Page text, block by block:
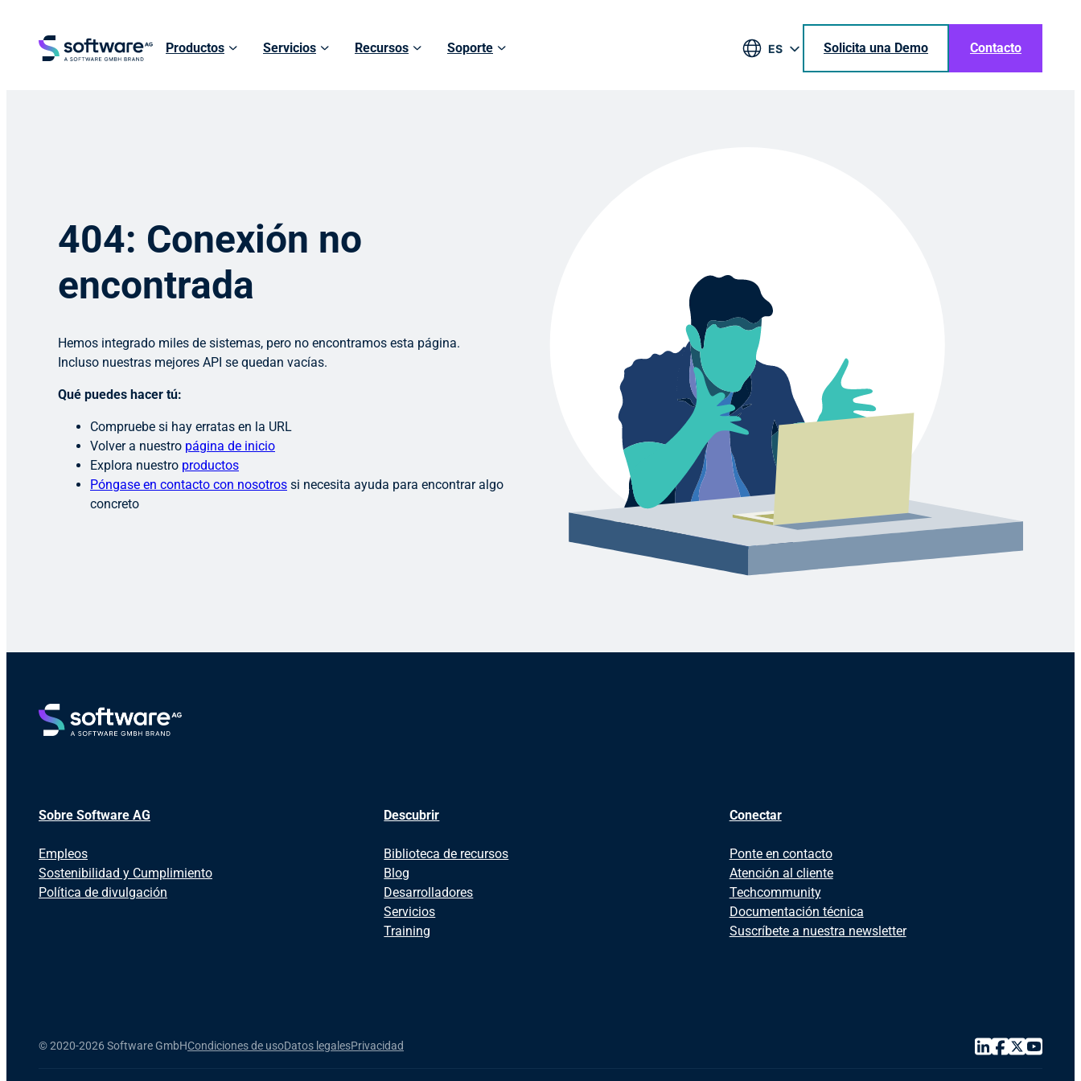
Productos Servicios Recursos Soporte
ES
Solicita una Demo Contacto
404: Conexión no
encontrada
Hemos integrado miles de sistemas, pero no encontramos esta página.
Incluso nuestras mejores API se quedan vacías.
Qué puedes hacer tú:
Compruebe si hay erratas en la URL
Volver a nuestro página de inicio
Explora nuestro productos
Póngase en contacto con nosotros si necesita ayuda para encontrar algo
concreto
Sobre Software AG
Empleos
Sostenibilidad y Cumplimiento
Política de divulgación
Descubrir
Biblioteca de recursos
Blog
Desarrolladores
Servicios
Training
Conectar
Ponte en contacto
Atención al cliente
Techcommunity
Documentación técnica
Suscríbete a nuestra newsletter
©2020-2026 Software GmbHCondiciones de usoDatos legalesPrivacidad